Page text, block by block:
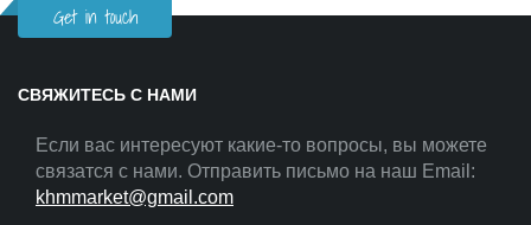
Get in touch
СВЯЖИТЕСЬ С НАМИ
Если вас интересуют какие-то вопросы, вы можете
связатся с нами. Отправить письмо на наш Email:
khmmarket@gmail.com